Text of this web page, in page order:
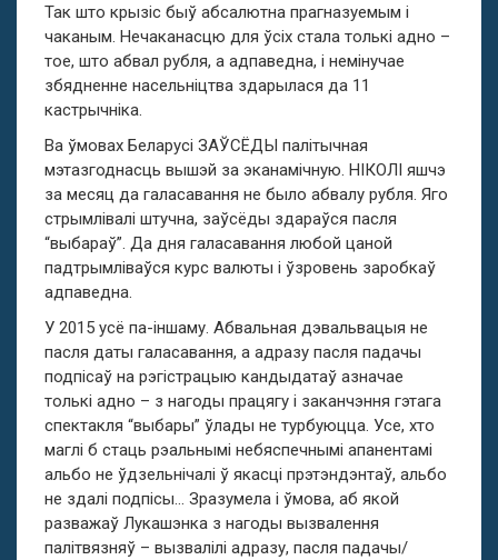
Так што крызіс быў абсалютна прагназуемым і
чаканым. Нечаканасцю для ўсіх стала толькі адно –
тое, што абвал рубля, а адпаведна, і немінучае
збядненне насельніцтва здарылася да 11
кастрычніка.
Ва ўмовах Беларусі ЗАЎСЁДЫ палітычная
мэтазгоднасць вышэй за эканамічную. НІКОЛІ яшчэ
за месяц да галасавання не было абвалу рубля. Яго
стрымлівалі штучна, заўсёды здараўся пасля
“выбараў”. Да дня галасавання любой цаной
падтрымліваўся курс валюты і ўзровень заробкаў
адпаведна.
У 2015 усё па-іншаму. Абвальная дэвальвацыя не
пасля даты галасавання, а адразу пасля падачы
подпісаў на рэгістрацыю кандыдатаў азначае
толькі адно – з нагоды працягу і заканчэння гэтага
спектакля “выбары” ўлады не турбуюцца. Усе, хто
маглі б стаць рэальнымі небяспечнымі апанентамі
альбо не ўдзельнічалі ў якасці прэтэндэнтаў, альбо
не здалі подпісы… Зразумела і ўмова, аб якой
разважаў Лукашэнка з нагоды вызвалення
палітвязняў – вызвалілі адразу, пасля падачы/